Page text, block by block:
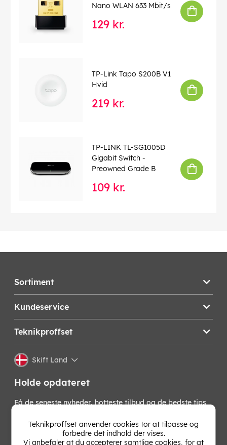
Nano WLAN 633 Mbit/s
129 kr.
TP-Link Tapo S200B V1
Hvid
219 kr.
TP-LINK TL-SG1005D
Gigabit Switch -
Preowned Grade B
109 kr.
Sortiment
Kundeservice
Teknikproffset
Skift Land
Holde opdateret
Få de seneste nyheder, hotteste tilbud og de bedste tips
nyhedsbrev!
Teknikproffset anvender cookies tor at tilpasse og
forbedre det indhold der vises.
Vi anbefaler at du accepterer samtlige cookies, for at